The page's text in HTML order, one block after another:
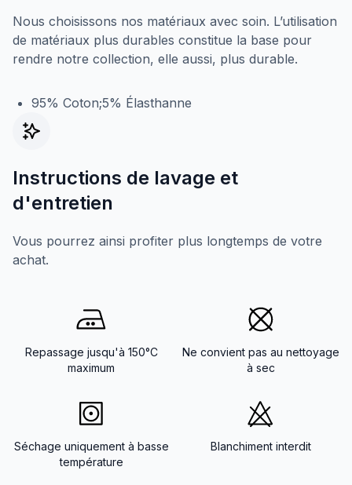
Nous choisissons nos matériaux avec soin. L’utilisation
de matériaux plus durables constitue la base pour
rendre notre collection, elle aussi, plus durable.
95% Coton;5% Élasthanne
Instructions de lavage et
d'entretien
Vous pourrez ainsi profiter plus longtemps de votre
achat.
Repassage jusqu'à 150°C
maximum
Ne convient pas au nettoyage
à sec
Séchage uniquement à basse
température
Blanchiment interdit